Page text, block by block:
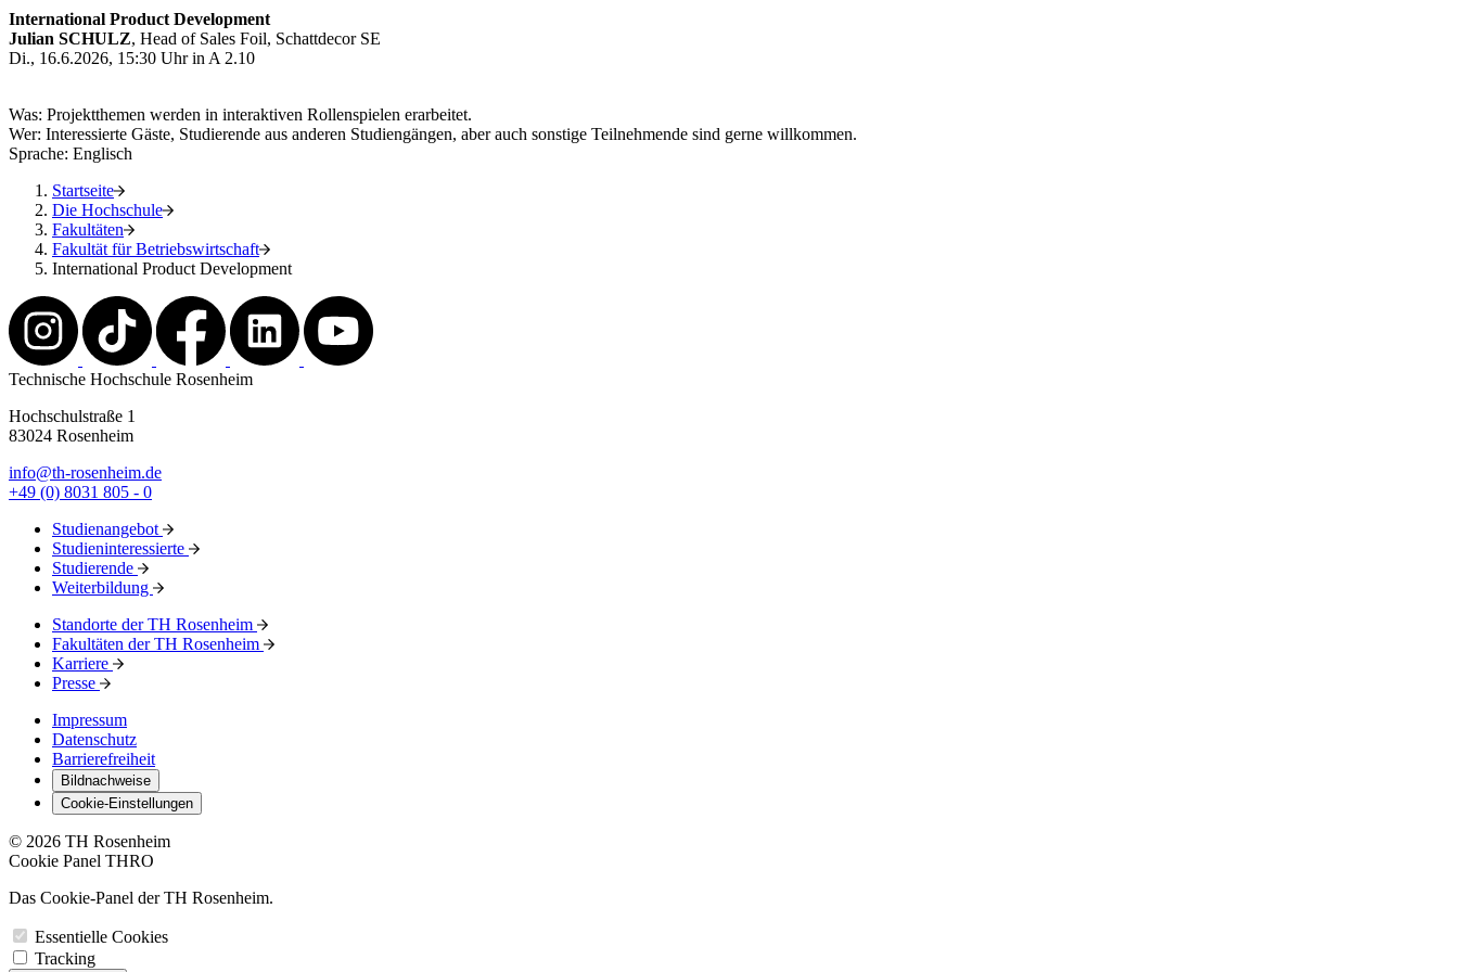
International Product Development
Julian SCHULZ, Head of Sales Foil, Schattdecor SE
Di., 16.6.2026, 15:30 Uhr in A 2.10
Was: Projektthemen werden in interaktiven Rollenspielen erarbeitet.
Wer: Interessierte Gäste, Studierende aus anderen Studiengängen, aber auch sonstige Teilnehmende sind gerne willkommen.
Sprache: Englisch
Startseite
Die Hochschule
Fakultäten
Fakultät für Betriebswirtschaft
International Product Development
Technische Hochschule Rosenheim
Hochschulstraße 1
83024 Rosenheim
info@th-rosenheim.de
+49 (0) 8031 805 - 0
Studienangebot
Studieninteressierte
Studierende
Weiterbildung
Standorte der TH Rosenheim
Fakultäten der TH Rosenheim
Karriere
Presse
Impressum
Datenschutz
Barrierefreiheit
Bildnachweise
Cookie-Einstellungen
© 2026 TH Rosenheim
Cookie Panel THRO
Das Cookie-Panel der TH Rosenheim.
Essentielle Cookies
Tracking